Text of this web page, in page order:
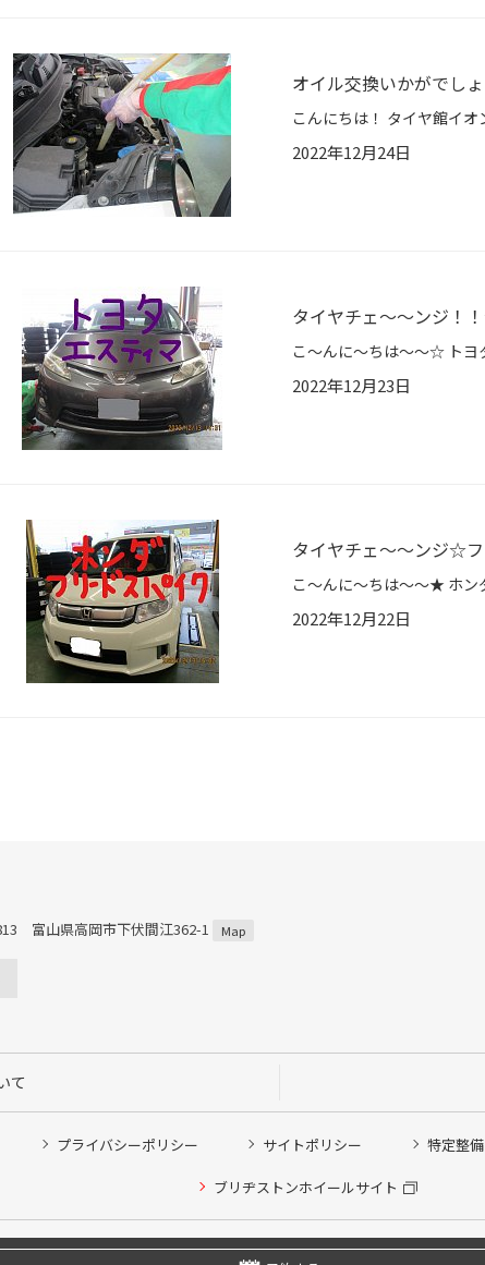
オイル交換いかがでし
2022年12月24日
タイヤチェ～～ンジ！
2022年12月23日
タイヤチェ～～ンジ☆
2022年12月22日
富山県高岡市下伏間江362-1 Map
て
プライバシーポリシー サイトポリシー 特定整
ブリヂストンホイールサイト
Copyright © 2024 Bridgestone Retail Co.,Ltd. All rights Reserved.
他ピット作業の予約